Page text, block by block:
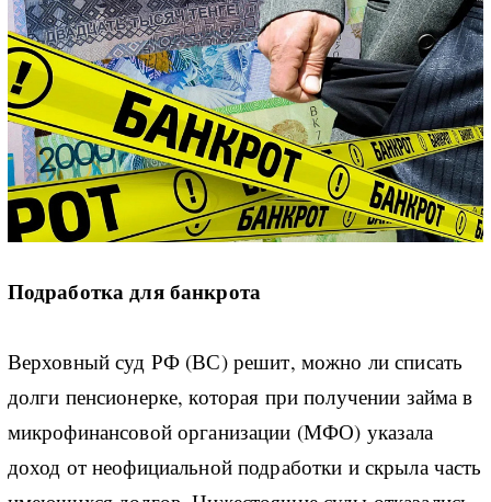
Подработка для банкрота
Верховный суд РФ (ВС) решит, можно ли списать
долги пенсионерке, которая при получении займа в
микрофинансовой организации (МФО) указала
доход от неофициальной подработки и скрыла часть